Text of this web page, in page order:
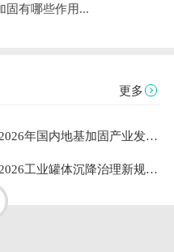
固有哪些作用...
更多
2026年国内地基加固产业发展洞察：既有建筑安全与工业需求下山东隆达伟业地基加固技术有限公司成熟案例与服务能力解析
2026工业罐体沉降治理新规范：标准化扶正流程与专业服务体系深度解析